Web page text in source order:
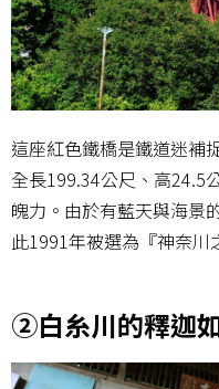
這座紅色鐵橋是鐵道迷補
全長199.34公尺、高24.5
魄力。由於有藍天與海景
此1991年被選為『神奈川
②白糸川的釋迦